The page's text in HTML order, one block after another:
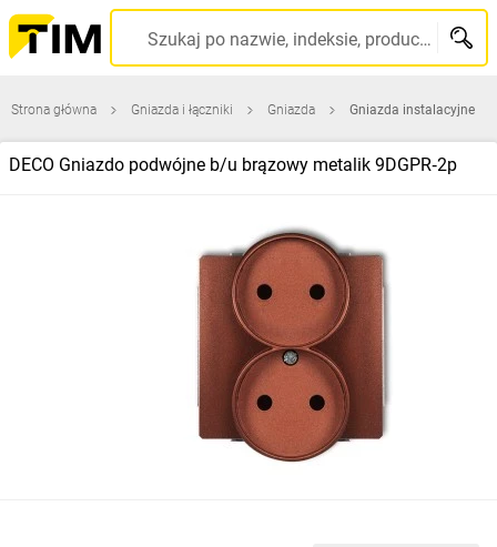
Szukaj po nazwie, indeksie, producencie, kodzie kreskowym...
Strona główna Gniazda i łączniki Gniazda Gniazda instalacyjne
DECO Gniazdo podwójne b/u brązowy metalik 9DGPR‑2p